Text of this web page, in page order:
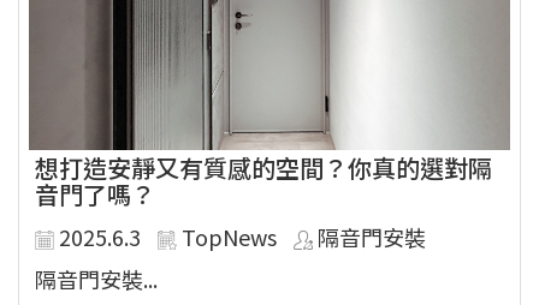
想打造安靜又有質感的空間？你真的選對隔
音門了嗎？
2025.6.3 TopNews
隔音門安裝
隔音門安裝...